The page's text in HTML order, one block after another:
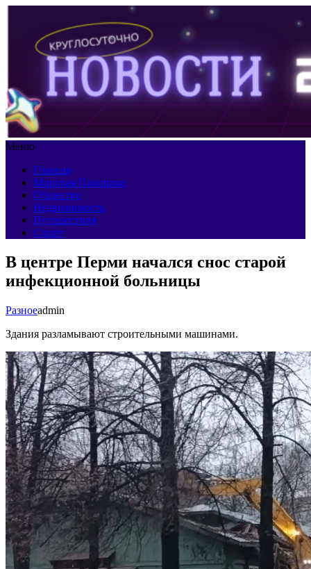
Меню
Главная
Мировая Панорама
Общество
Недвижимость
Путешествия
Спорт
В центре Перми начался снос старой
инфекционной больницы
Разноеadmin
Здания разламывают строительными машинами.